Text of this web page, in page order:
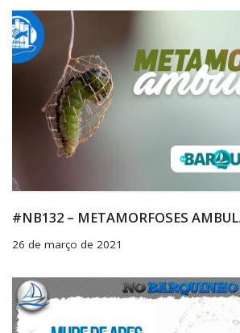
#NB132 – METAMORFOSES
26 de março de 2021